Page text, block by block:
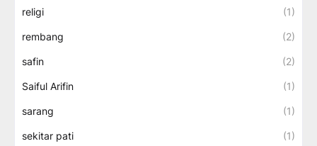
religi (1)
rembang (2)
safin (2)
Saiful Arifin (1)
sarang (1)
sekitar pati (1)